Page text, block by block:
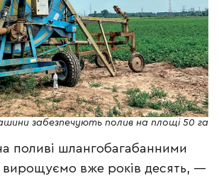
забезпечують полив на площі 50 га
поливі шлангобагабанними
вже років десять, —